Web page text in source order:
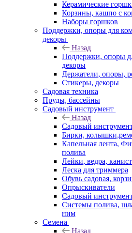
Керамические
Корзины, кашпо с
Наборы горшков
Поддержки, опоры для
декоры
Назад
Поддержки, опоры
декоры
Держатели, опоры,
Стикеры, декоры
Садовая техника
Пруды, бассейны
Садовый инструмент
Назад
Садовый
Бирки,
Капельная лента,
полива
Лейки, ведра,
Леска для триммера
Обувь садовая,
Опрыскиватели
Садовый
Системы полива,
ним
Семена
Назад